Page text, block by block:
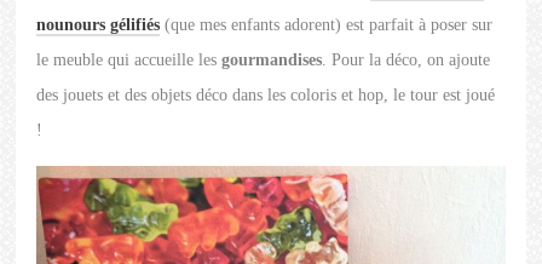
nounours gélifiés (que mes enfants adorent) est parfait à poser sur
le meuble qui accueille lesgourmandises . Pour la déco, on ajoute
des jouets et des objets déco dans les coloris et hop, le tour est joué
!